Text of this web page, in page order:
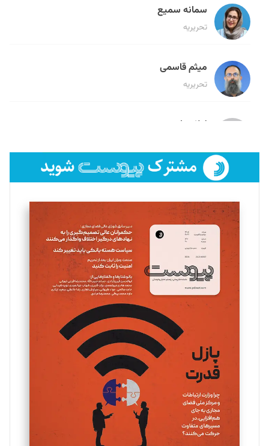
سمانه سمیع
تحریریه
میثم قاسمی
تحریریه
لیلا حنارود
فائزه فتحی رستمی
تحریریه
سروش کرمیان
تحریریه
مینا پاکدل
یسنا امان‌پور
تحریریه
ملینا جعفری
تحریریه